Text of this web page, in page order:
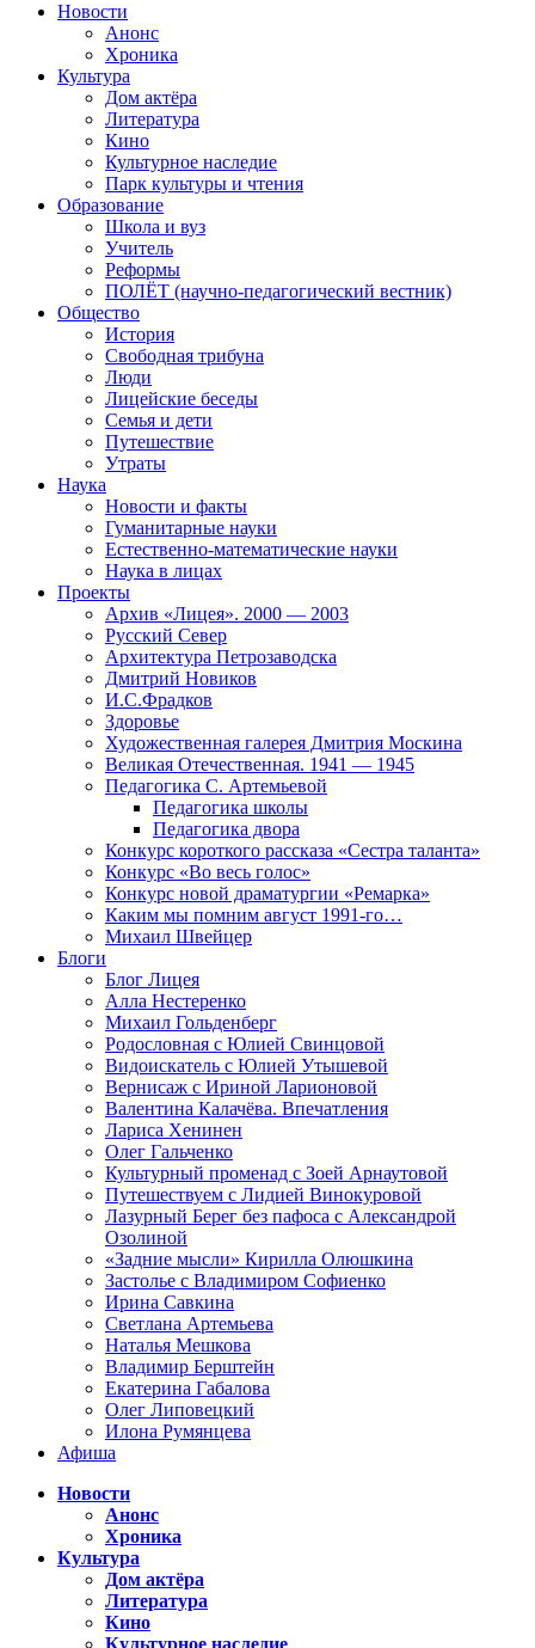
Новости
Анонс
Хроника
Культура
Дом актёра
Литература
Кино
Культурное наследие
Парк культуры и чтения
Образование
Школа и вуз
Учитель
Реформы
ПОЛЁТ (научно-педагогический вестник)
Общество
История
Свободная трибуна
Люди
Лицейские беседы
Семья и дети
Путешествие
Утраты
Наука
Новости и факты
Гуманитарные науки
Естественно-математические науки
Наука в лицах
Проекты
Архив «Лицея». 2000 — 2003
Русский Север
Архитектура Петрозаводска
Дмитрий Новиков
И.С.Фрадков
Здоровье
Художественная галерея Дмитрия Москина
Великая Отечественная. 1941 — 1945
Педагогика С. Артемьевой
Педагогика школы
Педагогика двора
Конкурс короткого рассказа «Сестра таланта»
Конкурс «Во весь голос»
Конкурс новой драматургии «Ремарка»
Каким мы помним август 1991-го…
Михаил Швейцер
Блоги
Блог Лицея
Алла Нестеренко
Михаил Гольденберг
Родословная с Юлией Свинцовой
Видоискатель с Юлией Утышевой
Вернисаж с Ириной Ларионовой
Валентина Калачёва. Впечатления
Лариса Хенинен
Олег Гальченко
Культурный променад с Зоей Арнаутовой
Путешествуем с Лидией Винокуровой
Лазурный Берег без пафоса с Александрой
Озолиной
«Задние мысли» Кирилла Олюшкина
Застолье с Владимиром Софиенко
Ирина Савкина
Светлана Артемьева
Наталья Мешкова
Владимир Берштейн
Екатерина Габалова
Олег Липовецкий
Илона Румянцева
Афиша
Новости
Анонс
Хроника
Культура
Дом актёра
Литература
Кино